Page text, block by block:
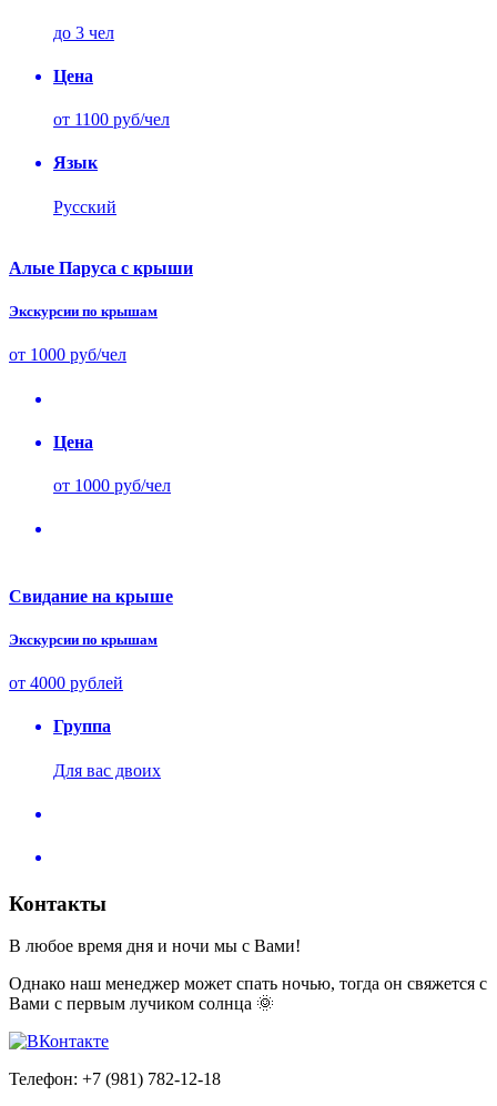
до 3 чел
Цена
от 1100 руб/чел
Язык
Русский
Алые Паруса с крыши
Экскурсии по крышам
от 1000 руб/чел
Цена
от 1000 руб/чел
Свидание на крыше
Экскурсии по крышам
от 4000 рублей
Группа
Для вас двоих
Контакты
В любое время дня и ночи мы с Вами!
Однако наш менеджер может спать ночью, тогда он свяжется с
Вами с первым лучиком солнца 🌞
Телефон: +7 (981) 782-12-18